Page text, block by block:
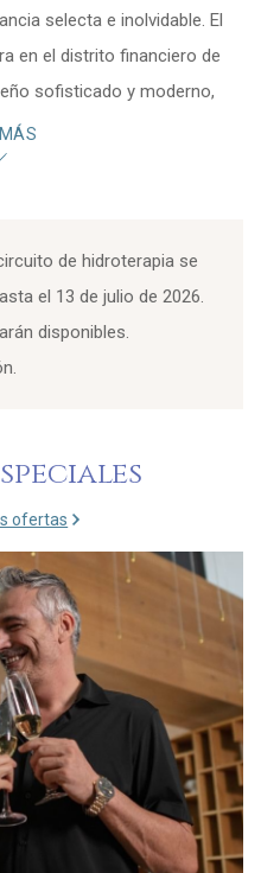
selecta e inolvidable. El
en el distrito financiero de
sofisticado y moderno,
en una atmósfera sublime
y un estilo sensorial y
verdadero paraíso urbano.
panorámicas en Monterrey
El Live Aqua te
MÁS
de hidroterapia se
el 13 de julio de 2026.
disponibles.
ofertas